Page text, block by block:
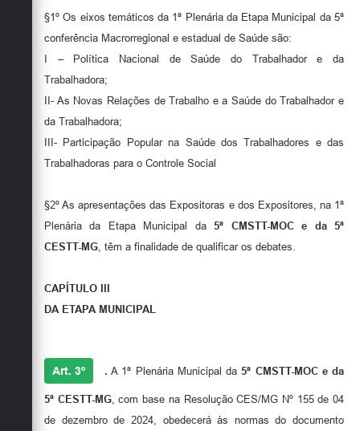
§1º Os eixos temáticos da 1ª Plenária da Etapa Municipal da 5ª
conferência Macrorregional e estadual de Saúde são:
I – Política Nacional de Saúde do Trabalhador e da
Trabalhadora;
II- As Novas Relações de Trabalho e a Saúde do Trabalhador e
da Trabalhadora;
III- Participação Popular na Saúde dos Trabalhadores e das
Trabalhadoras para o Controle Social
§2º As apresentações das Expositoras e dos Expositores, na 1ª
Plenária da Etapa Municipal da5ª CMSTT-MOC e da 5ª
CESTT-MG , têm a finalidade de qualificar os debates.
CAPÍTULO III
DA ETAPA MUNICIPAL
Art. 3º . A 1ª Plenária Municipal da5ª CMSTT-MOC e da
5ª CESTT-MG, com base na Resolução CES/MG Nº 155 de 04
de dezembro de 2024, obedecerá às normas do documento